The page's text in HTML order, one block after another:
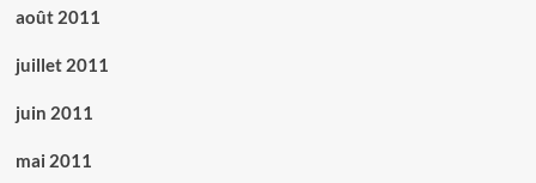
août 2011
juillet 2011
juin 2011
mai 2011